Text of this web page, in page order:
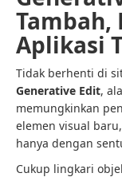
Tambah,
Aplikasi
Tidak berhenti di
Generative Edit,
memungkinkan
elemen visual
hanya dengan
Cukup lingkari